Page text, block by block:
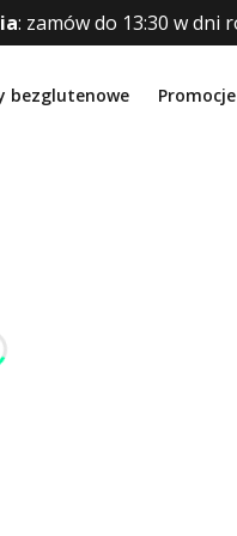
: zamów do 13:30 w dni
bezglutenowe Promocje